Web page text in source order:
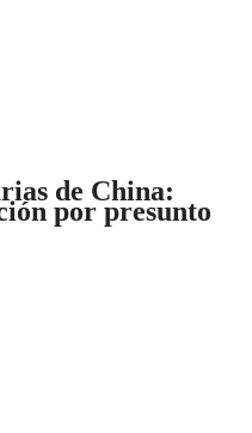
de China:
por presunto